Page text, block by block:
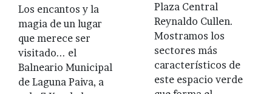
Los encantos y la
magia de un lugar
que merece ser
visitado... el
Balneario Municipal
de Laguna Paiva, a
Plaza Central
Reynaldo Cullen.
Mostramos los
sectores más
característicos de
este espacio verde